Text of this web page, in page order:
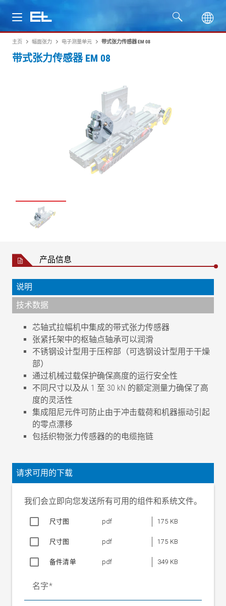
产品
主页 幅面张力 电子测量单元 带式张力传感器 EM 08
带式张力传感器 EM 08
产品信息
说明
技术数据
芯轴式拉幅机中集成的带式张力传感器
张紧托架中的枢轴点轴承可以润滑
不锈钢设计型用于压榨部（可选钢设计型用于干燥
部）
通过机械过载保护确保高度的运行安全性
不同尺寸以及从 1 至 30 kN 的额定测量力确保了高
度的灵活性
集成阻尼元件可防止由于冲击载荷和机器振动引起
的零点漂移
包括织物张力传感器的的电缆拖链
磁滞
非线性
±.15 %
重复精度
±.1 %
测量原理
应变片全桥
应变片桥的标称电
4x350 Ohm
目标特性值
2 mV / V
输出电压
1.1xFN（0 至 22 mV 和 UB 10
请求可用的下载
我们会立即向您发送所有可用的组件和系统文件。
尺寸图 pdf 175 KB
尺寸图 pdf 175 KB
备件清单 pdf 349 KB
名字